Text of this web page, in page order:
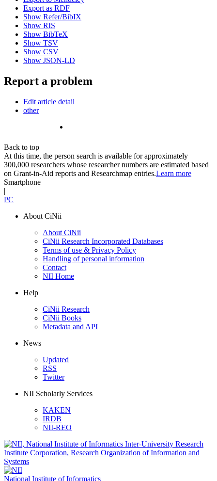
Export as RDF
Show Refer/BibIX
Show RIS
Show BibTeX
Show TSV
Show CSV
Show JSON-LD
Report a problem
Edit article detail
other
Back to top
At this time, the person search is available for approximately
300,000 researchers whose researcher numbers are estimated based
on Grant-in-Aid reports and Researchmap entries.Learn more
Smartphone
|
PC
About CiNii
About CiNii
CiNii Research Incorporated Databases
Terms of use & Privacy Policy
Handling of personal information
Contact
NII Home
Help
CiNii Research
CiNii Books
Metadata and API
News
Updated
RSS
Twitter
NII Scholarly Services
KAKEN
IRDB
NII-REO
National Institute of Informatics